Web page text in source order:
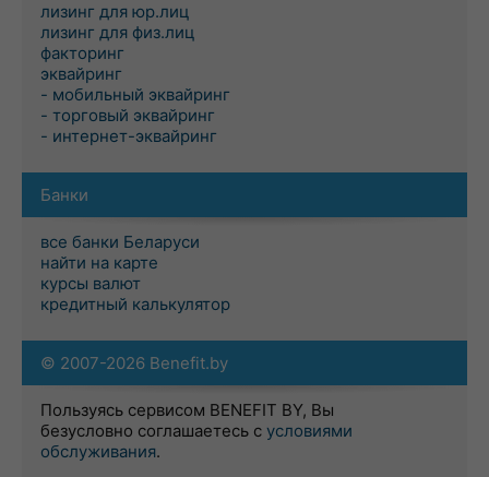
лизинг для юр.лиц
лизинг для физ.лиц
факторинг
эквайринг
- мобильный эквайринг
- торговый эквайринг
- интернет-эквайринг
Банки
все банки Беларуси
найти на карте
курсы валют
кредитный калькулятор
© 2007-2026 Benefit.by
Пользуясь сервисом BENEFIT BY, Вы
безусловно соглашаетесь с условиями
обслуживания.